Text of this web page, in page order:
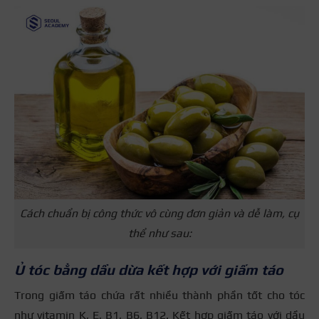
Cách chuẩn bị công thức vô cùng đơn giản và dễ làm, cụ
thể như sau:
Ủ tóc bằng dầu dừa kết hợp với giấm táo
Trong giấm táo chứa rất nhiều thành phần tốt cho tóc
như vitamin K, E, B1, B6, B12. Kết hợp giấm táo với dầu